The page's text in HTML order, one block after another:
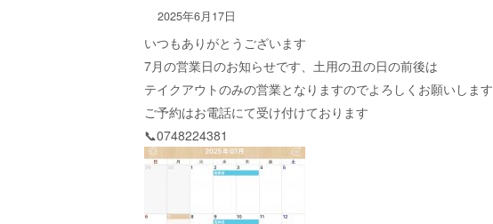
2025年6月17日
いつもありがとうございます
7月の営業日のお知らせです、土用の丑の日の前後は
テイクアウトのみの営業となりますのでよろしくお願いします
ご予約はお電話にて受け付けております
📞0748224381